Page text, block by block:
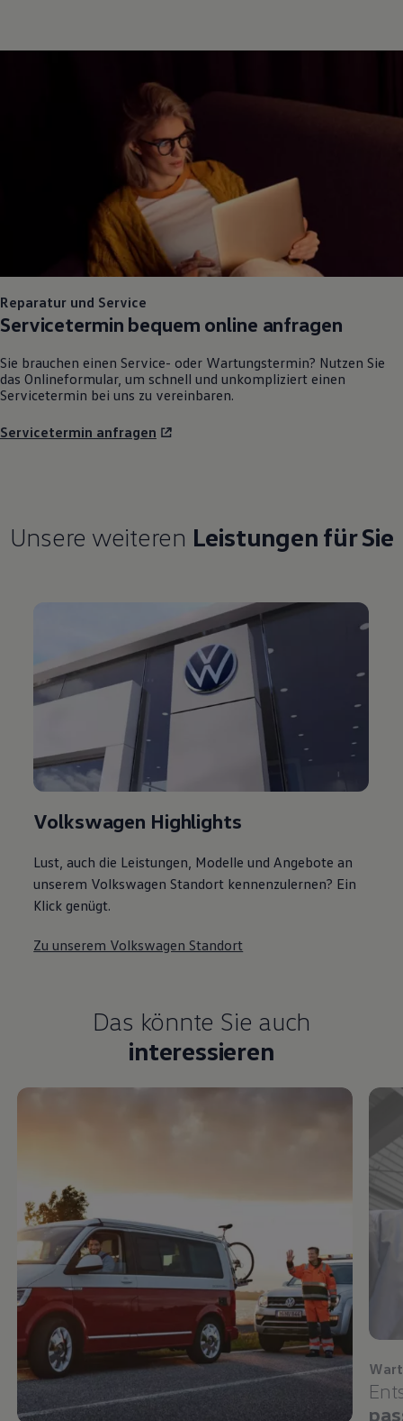
Reparatur und Service
Servicetermin bequem online anfragen
Sie brauchen einen Service- oder Wartungstermin? Nutzen Sie
das Onlineformular, um schnell und unkompliziert einen
Servicetermin bei uns zu vereinbaren.
Servicetermin anfragen
Unsere weiteren Leistungen für Sie
Volkswagen Highlights
Lust, auch die Leistungen, Modelle und Angebote an
unserem Volkswagen Standort kennenzulernen? Ein
Klick genügt.
Zu unserem Volkswagen Standort
Das könnte Sie auch
interessieren